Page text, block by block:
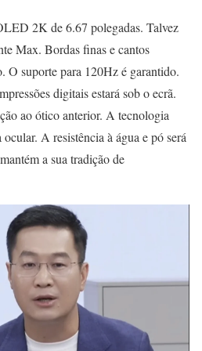
2K de 6.67 polegadas. Talvez
Max. Bordas finas e cantos
O suporte para 120Hz é garantido.
digitais estará sob o ecrã.
ao ótico anterior. A tecnologia
A resistência à água e pó será
a sua tradição de